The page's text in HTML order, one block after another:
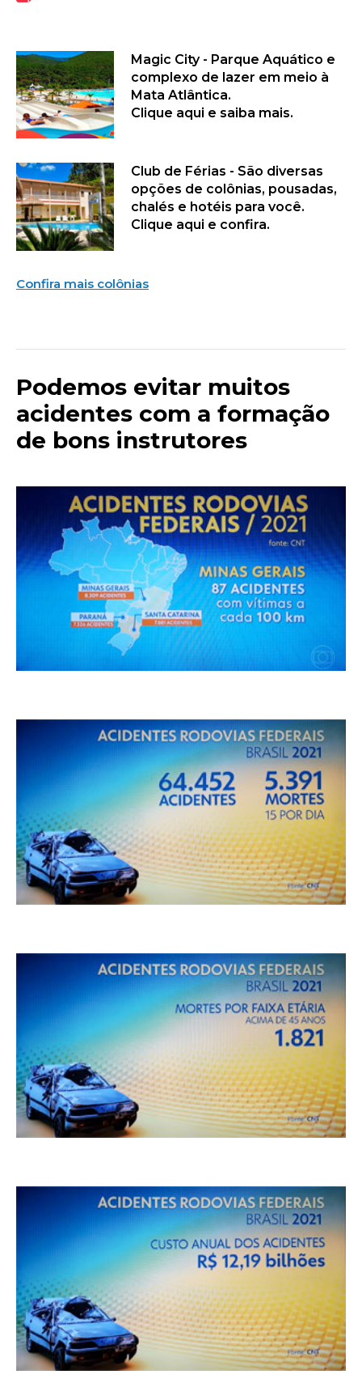
Magic City - Parque Aquático e
complexo de lazer em meio à
Mata Atlântica.
Clique aqui e saiba mais.
Club de Férias - São diversas
opções de colônias, pousadas,
chalés e hotéis para você.
Clique aqui e confira.
Confira mais colônias
Podemos evitar muitos
acidentes com a formação
de bons instrutores